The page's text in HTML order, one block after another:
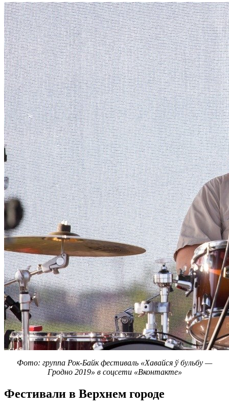
Фото: группа Рок-Байк фестиваль «Хавайся ў бульбу —
Гродно 2019» в соцсети «Вконтакте»
Фестивали в Верхнем городе